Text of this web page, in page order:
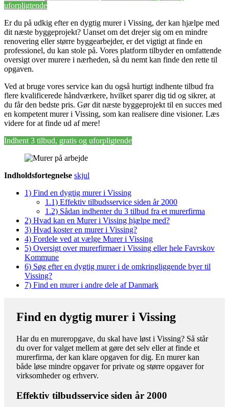
uforpligtende
Er du på udkig efter en dygtig murer i Vissing, der kan hjælpe med
dit næste byggeprojekt? Uanset om det drejer sig om en mindre
renovering eller større byggearbejder, er det vigtigt at finde en
professionel, du kan stole på. Vores platform tilbyder en omfattende
oversigt over murere i nærheden, så du nemt kan finde den rette til
opgaven.
Ved at bruge vores service kan du også hurtigt indhente tilbud fra
flere kvalificerede håndværkere, hvilket sparer dig tid og sikrer, at
du får den bedste pris. Gør dit næste byggeprojekt til en succes med
en kompetent murer i Vissing, som kan realisere dine visioner. Læs
videre for at finde ud af mere!
Indhent 3 tilbud, gratis og uforpligtende
Indholdsfortegnelse skjul
1) Find en dygtig murer i Vissing
1.1) Effektiv tilbudsservice siden år 2000
1.2) Sådan indhenter du 3 tilbud fra et murerfirma
2) Hvad kan en Murer i Vissing hjælpe med?
3) Hvad koster en murer i Vissing?
4) Fordele ved at vælge Murer i Vissing
5) Oversigt over murerfirmaer i Vissing eller hele Favrskov
Kommune
6) Søg efter en dygtig murer i de omkringliggende byer til
Vissing?
7) Find en murer i andre dele af Danmark
Find en dygtig murer i Vissing
Har du en mureropgave, du skal have løst i Vissing? Så står
du over for valget mellem at gøre det selv eller at finde et
murerfirma, der kan klare opgaven for dig. En murer kan
både løse mindre opgaver for private og større opgaver for
virksomheder og erhverv.
Effektiv tilbudsservice siden år 2000